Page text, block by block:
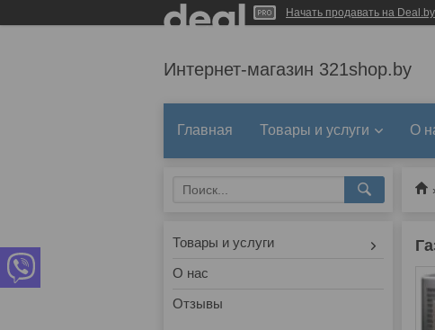
Начать продавать на Deal.by
Интернет-магазин 321shop.by
Главная Товары и услуги О
Товары и услуги
О нас
Отзывы